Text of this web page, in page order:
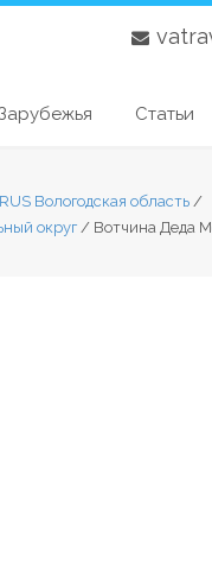
Статьи
Вологодская область/
округ/ Вотчина Деда